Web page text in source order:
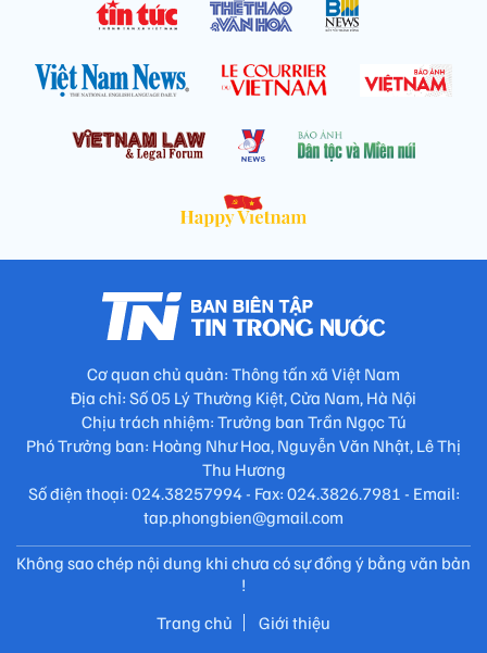
Cơ quan chủ quản: Thông tấn xã Việt Nam
Địa chỉ: Số 05 Lý Thường Kiệt, Cửa Nam, Hà Nội
Chịu trách nhiệm: Trưởng ban Trần Ngọc Tú
Phó Trưởng ban: Hoàng Như Hoa, Nguyễn Văn Nhật, Lê Thị
Thu Hương
Số điện thoại: 024.38257994 - Fax: 024.3826.7981 - Email:
tap.phongbien@gmail.com
Không sao chép nội dung khi chưa có sự đồng ý bằng văn bản
!
Trang chủ
Giới thiệu